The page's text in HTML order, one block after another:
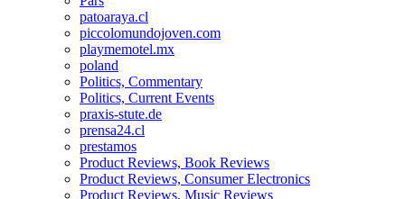
patoaraya.cl
piccolomundojoven.com
playmemotel.mx
poland
Politics, Commentary
Politics, Current Events
praxis-stute.de
prensa24.cl
prestamos
Product Reviews, Book Reviews
Product Reviews, Consumer Electronics
Product Reviews, Music Reviews